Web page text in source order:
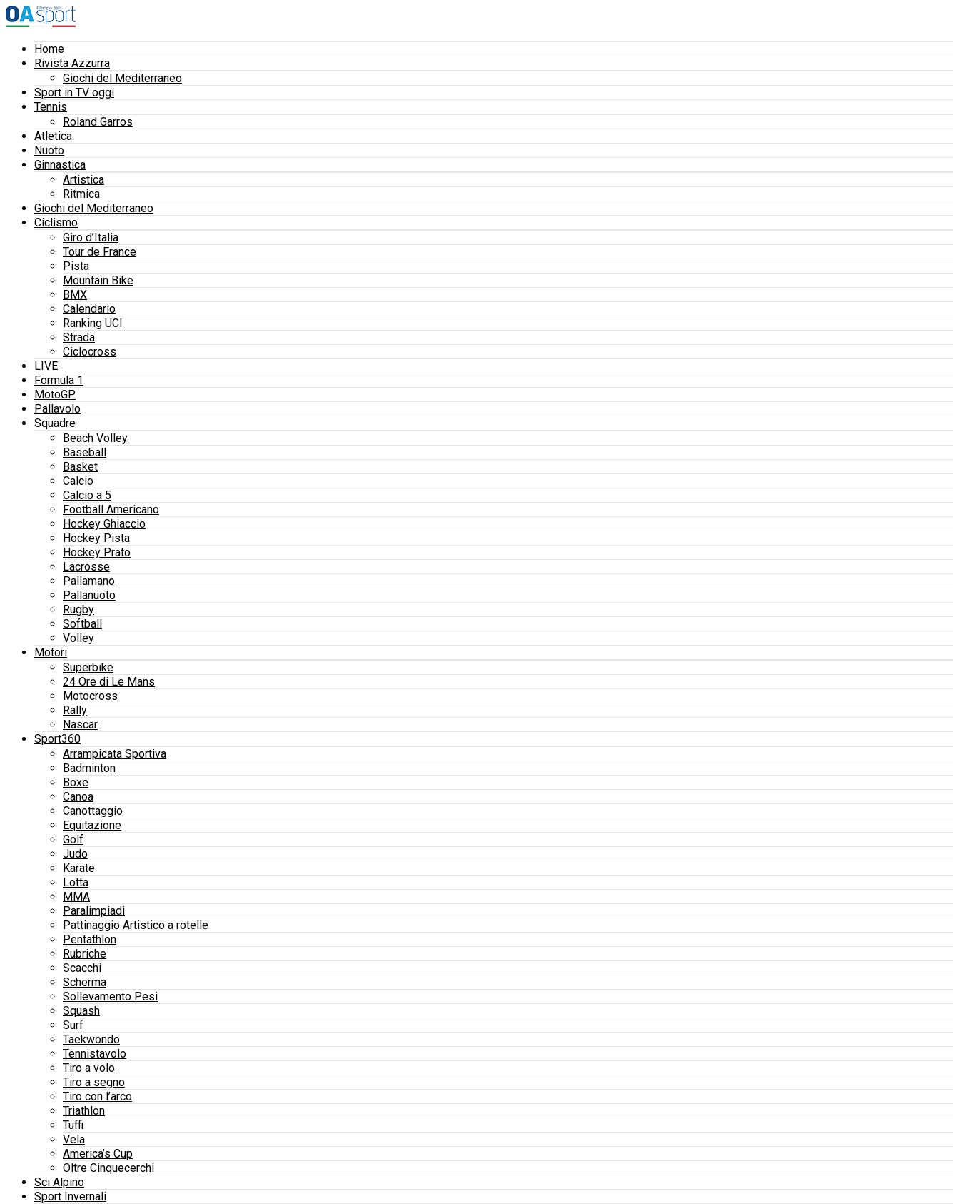
Home
Rivista Azzurra
Giochi del Mediterraneo
Sport in TV oggi
Tennis
Roland Garros
Atletica
Nuoto
Ginnastica
Artistica
Ritmica
Giochi del Mediterraneo
Ciclismo
Giro d’Italia
Tour de France
Pista
Mountain Bike
BMX
Calendario
Ranking UCI
Strada
Ciclocross
LIVE
Formula 1
MotoGP
Pallavolo
Squadre
Beach Volley
Baseball
Basket
Calcio
Calcio a 5
Football Americano
Hockey Ghiaccio
Hockey Pista
Hockey Prato
Lacrosse
Pallamano
Pallanuoto
Rugby
Softball
Volley
Motori
Superbike
24 Ore di Le Mans
Motocross
Rally
Nascar
Sport360
Arrampicata Sportiva
Badminton
Boxe
Canoa
Canottaggio
Equitazione
Golf
Judo
Karate
Lotta
MMA
Paralimpiadi
Pattinaggio Artistico a rotelle
Pentathlon
Rubriche
Scacchi
Scherma
Sollevamento Pesi
Squash
Surf
Taekwondo
Tennistavolo
Tiro a volo
Tiro a segno
Tiro con l’arco
Triathlon
Tuffi
Vela
America’s Cup
Oltre Cinquecerchi
Sci Alpino
Sport Invernali